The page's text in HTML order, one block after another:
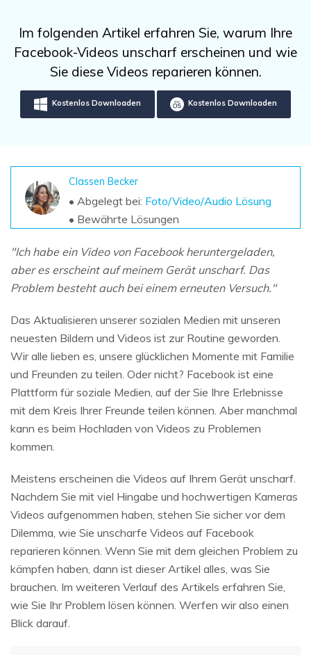
Kostenlos Testen
Recoverit kostenlos
Kostenlos Testen
Weitere Produkte
Repairit - Datenreparatur
UBackit - Datensicherung
Datenverlust-Szenarien
ALLE FUNKTIONEN ENTDECKEN
Aktuelles Thema
search
Im folgenden Artikel erfahren Sie, warum Ihre
Facebook-Videos unscharf erscheinen und wie
Sie diese Videos reparieren können.
Kostenlos Downloaden Kostenlos Downloaden
Classen Becker
• Abgelegt bei: Foto/Video/Audio Lösung
• Bewährte Lösungen
"Ich habe ein Video von Facebook heruntergeladen,
aber es erscheint auf meinem Gerät unscharf. Das
Problem besteht auch bei einem erneuten Versuch."
Das Aktualisieren unserer sozialen Medien mit unseren
neuesten Bildern und Videos ist zur Routine geworden.
Wir alle lieben es, unsere glücklichen Momente mit Familie
und Freunden zu teilen. Oder nicht? Facebook ist eine
Plattform für soziale Medien, auf der Sie Ihre Erlebnisse
mit dem Kreis Ihrer Freunde teilen können. Aber manchmal
kann es beim Hochladen von Videos zu Problemen
kommen.
Meistens erscheinen die Videos auf Ihrem Gerät unscharf.
Nachdem Sie mit viel Hingabe und hochwertigen Kameras
Videos aufgenommen haben, stehen Sie sicher vor dem
Dilemma, wie Sie unscharfe Videos auf Facebook
reparieren können. Wenn Sie mit dem gleichen Problem zu
kämpfen haben, dann ist dieser Artikel alles, was Sie
brauchen. Im weiteren Verlauf des Artikels erfahren Sie,
wie Sie Ihr Problem lösen können. Werfen wir also einen
Blick darauf.